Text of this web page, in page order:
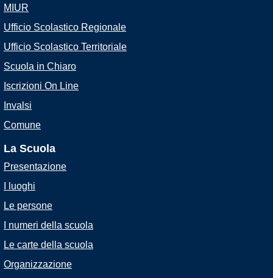
MIUR
Ufficio Scolastico Regionale
Ufficio Scolastico Territoriale
Scuola in Chiaro
Iscrizioni On Line
Invalsi
Comune
La Scuola
Presentazione
I luoghi
Le persone
I numeri della scuola
Le carte della scuola
Organizzazione